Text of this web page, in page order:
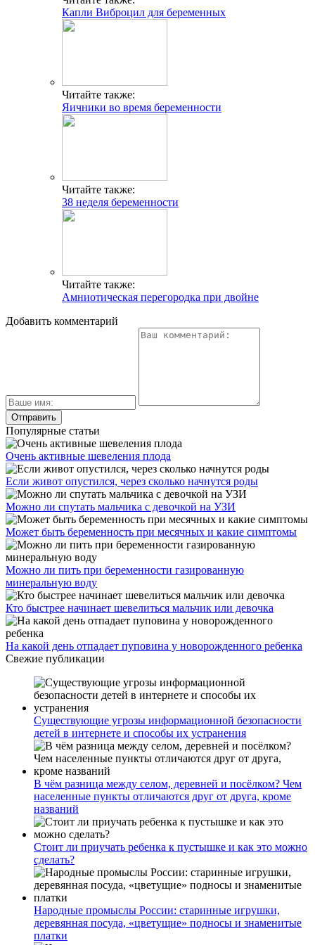
Капли Виброцил для беременных
Читайте также:
Яичники во время беременности
Читайте также:
38 неделя беременности
Читайте также:
Амниотическая перегородка при двойне
Добавить комментарий
Популярные статьи
Очень активные шевеления плода
Если живот опустился, через сколько начнутся роды
Можно ли спутать мальчика с девочкой на УЗИ
Может быть беременность при месячных и какие симптомы
Можно ли пить при беременности газированную
минеральную воду
Кто быстрее начинает шевелиться мальчик или девочка
На какой день отпадает пуповина у новорожденного ребенка
Свежие публикации
Существующие угрозы информационной безопасности
детей в интернете и способы их устранения
В чём разница между селом, деревней и посёлком? Чем
населенные пункты отличаются друг от друга, кроме
названий
Стоит ли приучать ребенка к пустышке и как это можно
сделать?
Народные промыслы России: старинные игрушки,
деревянная посуда, «цветущие» подносы и знаменитые
платки